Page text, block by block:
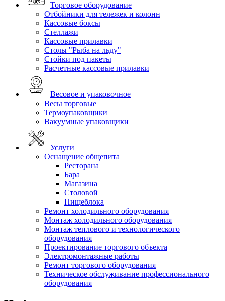
Торговое оборудование
Отбойники для тележек и колонн
Кассовые боксы
Стеллажи
Кассовые прилавки
Столы "Рыба на льду"
Стойки под пакеты
Расчетные кассовые прилавки
Весовое и упаковочное
Весы торговые
Термоупаковщики
Вакуумные упаковщики
Услуги
Оснащение общепита
Ресторана
Бара
Магазина
Столовой
Пищеблока
Ремонт холодильного оборудования
Монтаж холодильного оборудования
Монтаж теплового и технологического
оборудования
Проектирование торгового объекта
Электромонтажные работы
Ремонт торгового оборудования
Техническое обслуживание профессионального
оборудования